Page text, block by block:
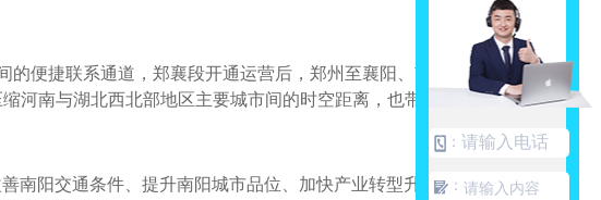
的便捷联系通道，郑襄段开通运营后，郑州至襄阳、南阳、平
河南与湖北西北部地区主要城市间的时空距离，也带来了新
南阳交通条件、提升南阳城市品位、加快产业转型升级、促
：
：